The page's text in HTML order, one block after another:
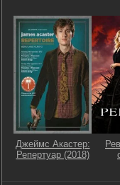
Джеймс Акастер:
Репертуар (2018)